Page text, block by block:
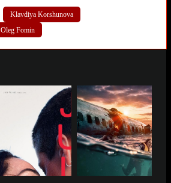
Klavdiya Korshunova
Oleg Fomin